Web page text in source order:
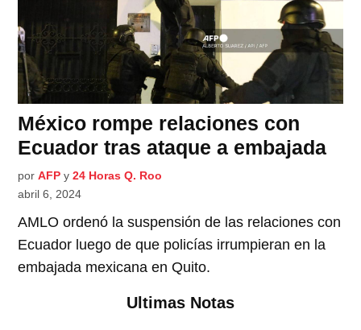
México rompe relaciones con
Ecuador tras ataque a embajada
por AFP y24 Horas Q. Roo
abril 6, 2024
AMLO ordenó la suspensión de las relaciones con
Ecuador luego de que policías irrumpieran en la
embajada mexicana en Quito.
Ultimas Notas